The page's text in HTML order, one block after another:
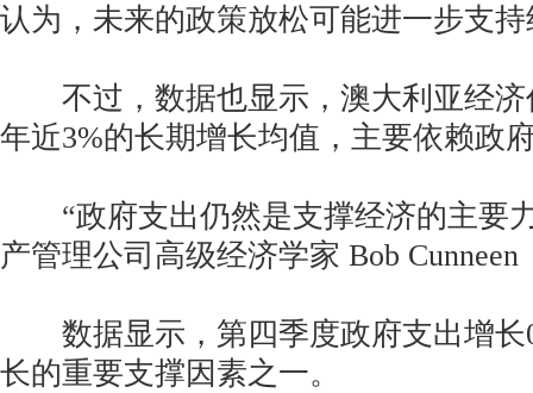
认为，未来的政策放松可能进一步支
不过，数据也显示，澳大利亚经济
年近3%的长期增长均值，主要依赖政
“政府支出仍然是支撑经济的主要
产管理公司高级经济学家 Bob Cunneen
数据显示，第四季度政府支出增长
长的重要支撑因素之一。